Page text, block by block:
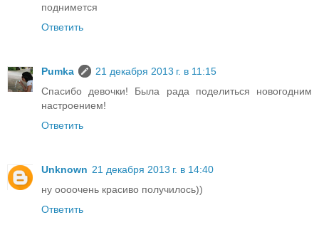
поднимется
Ответить
Pumka
21 декабря 2013 г. в 11:15
Спасибо девочки! Была рада поделиться новогодним
настроением!
Ответить
Unknown 21 декабря 2013 г. в 14:40
ну оооочень красиво получилось))
Ответить